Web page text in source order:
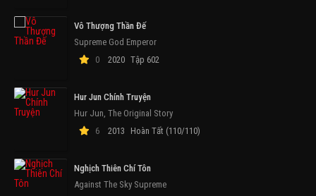
Vô Thượng Thần Đế
Supreme God Emperor
0
2020 Tập 602
Hur Jun Chính Truyện
Hur Jun, The Original Story
6
2013 Hoàn Tất (110/110)
Nghịch Thiên Chí Tôn
Against The Sky Supreme